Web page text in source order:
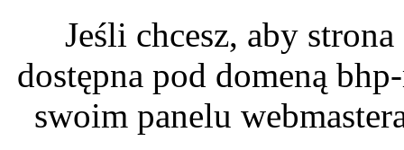
Jeśli chcesz, aby
dostępna pod domeną
swoim panelu